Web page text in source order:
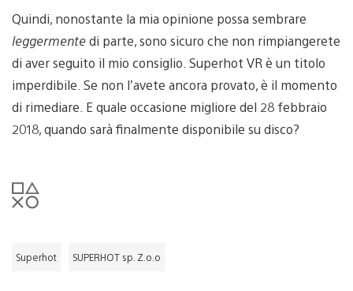
Quindi, nonostante la mia opinione possa sembrare
leggermentedi parte, sono sicuro che non rimpiangerete
di aver seguito il mio consiglio. Superhot VR è un titolo
imperdibile. Se non l’avete ancora provato, è il momento
di rimediare. E quale occasione migliore del 28 febbraio
2018, quando sarà finalmente disponibile su disco?
Superhot SUPERHOT sp. Z.o.o